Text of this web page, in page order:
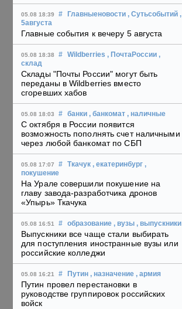
05.08 18:39 # Главныеновости , Сутьсобытий ,
5августа
Главные события к вечеру 5 августа
05.08 18:38 # Wildberries , ПочтаРоссии ,
склад
Склады "Почты России" могут быть
переданы в Wildberries вместо
сгоревших хабов
05.08 18:03 # банки , банкомат , наличные
С октября в России появится
возможность пополнять счет наличными
через любой банкомат по СБП
05.08 17:07 # Ткачук , екатеринбург ,
покушение
На Урале совершили покушение на
главу завода-разработчика дронов
«Упырь» Ткачука
05.08 16:51 # образование , вузы , выпускники
Выпускники все чаще стали выбирать
для поступления иностранные вузы или
российские колледжи
05.08 16:21 # Путин , назначение , армия
Путин провел перестановки в
руководстве группировок российских
войск